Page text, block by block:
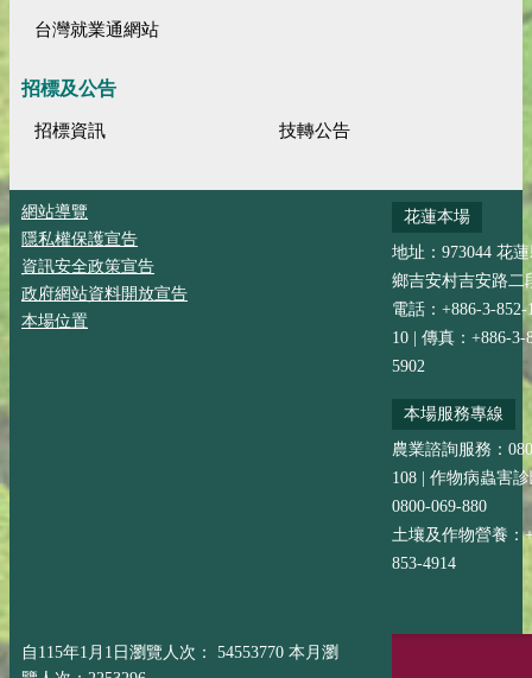
台灣就業通網站
招標及公告
招標資訊 技轉公告
網站導覽
隱私權保護宣告
資訊安全政策宣告
政府網站資料開放宣告
本場位置
花蓮本場
地址：973044 花
鄉吉安村吉安路二
電話：+886-3-852-
10 | 傳真：+886-3-
5902
本場服務專線
農業諮詢服務：
108 | 作物病蟲害
0800-069-880
土壤及作物營養：
853-4914
自115年1月1日瀏覽人次： 54553770 本月瀏